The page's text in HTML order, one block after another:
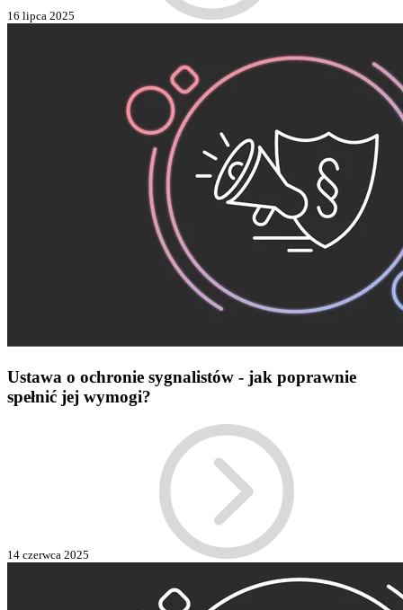
16 lipca 2025
Ustawa o ochronie sygnalistów - jak poprawnie
spełnić jej wymogi?
14 czerwca 2025